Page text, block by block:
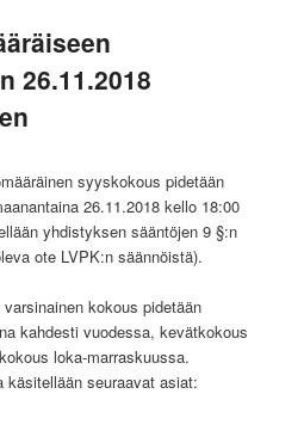
26.11.2018
syyskokous pidetään
26.11.2018 kello 18:00
yhdistyksen sääntöjen 9 §:n
ote LVPK:n säännöistä).
varsinainen kokous pidetään
kahdesti vuodessa, kevätkokous
loka-marraskuussa.
seuraavat asiat: